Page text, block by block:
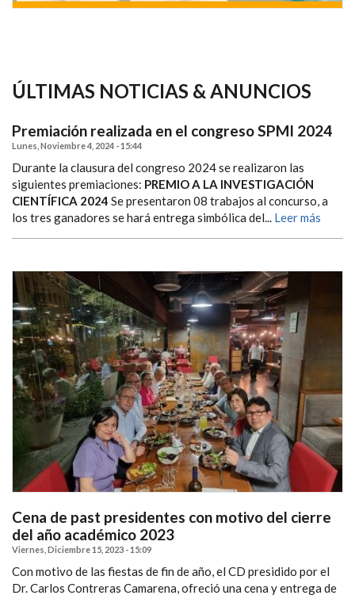
ÚLTIMAS NOTICIAS & ANUNCIOS
Premiación realizada en el congreso SPMI 2024
Lunes, Noviembre 4, 2024 - 15:44
Durante la clausura del congreso 2024 se realizaron las
siguientes premiaciones: PREMIO A LA INVESTIGACIÓN
CIENTÍFICA 2024 Se presentaron 08 trabajos al concurso, a
los tres ganadores se hará entrega simbólica del... Leer más
Cena de past presidentes con motivo del cierre
del año académico 2023
Viernes, Diciembre 15, 2023 - 15:09
Con motivo de las fiestas de fin de año, el CD presidido por el
Dr. Carlos Contreras Camarena, ofreció una cena y entrega de